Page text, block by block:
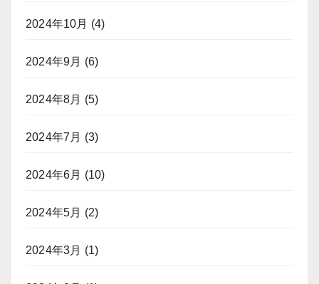
2024年10月 (4)
2024年9月 (6)
2024年8月 (5)
2024年7月 (3)
2024年6月 (10)
2024年5月 (2)
2024年3月 (1)